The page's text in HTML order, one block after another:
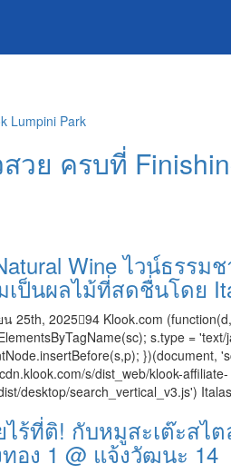
ย ครบที่
Wine ไวน์ธรรม
เป็นผลไม้ที่สดชื่นโดย
25th, 2025 94 Klook.com
s.type =
})(document,
s/dist_web/klook-affiliate-
desktop/search_vertical_v3.js')
ไร้ที่ติ! กับหมูสะเต๊ะสไ
ทอง 1 @ แจ้งวัฒนะ 14